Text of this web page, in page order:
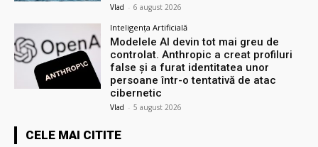
Vlad - 6 august 2026
Inteligența Artificială
Modelele AI devin tot mai greu de
controlat. Anthropic a creat profiluri
false și a furat identitatea unor
persoane într-o tentativă de atac
cibernetic
Vlad - 5 august 2026
CELE MAI CITITE